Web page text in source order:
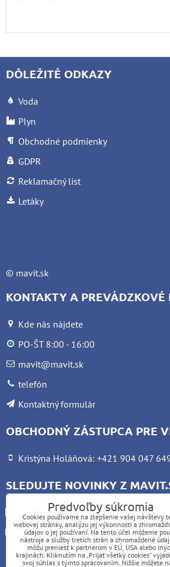
DÔLEŽITÉ ODKAZY
Voda
Plyn
Obchodné podmienky
GDPR
Reklamačný list
Letáky
© mavit.sk
KONTAKTY A PREVÁDZKOVÉ
Kde nás nájdete
PO-ŠT 8:00 - 16:00
mavit@mavit.sk
telefón
Kontaktný formulár
OBCHODNÝ ZÁSTUPCA PRE
Kristýna Holáňová: +421 904 047
SLEDUJTE NOVINKY Z
Facebook
Instagram
UPOZORNENIE:
Predvoľby súkromia
Cookies používame na zlepšenie vašej návštevy
webovej stránky, analýzu jej výkonnosti a
údajov o jej používaní. Na tento účel môžeme
nástroje a služby tretích strán a zhromaždené
môžu preniesť k partnerom v EÚ, USA alebo
krajinách. Kliknutím na „Prijať všetky cookies“
svoj súhlas s týmto spracovaním. Nižšie môžete